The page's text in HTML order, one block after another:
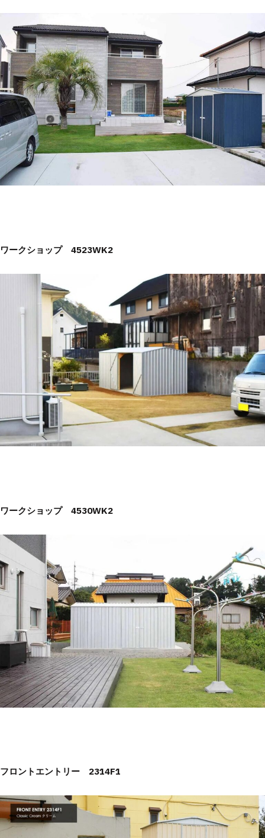
ワークショップ 4523WK2
ワークショップ 4530WK2
フロントエントリー 2314F1